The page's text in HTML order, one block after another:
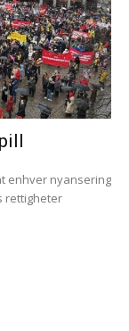
enhver nyansering
rettigheter